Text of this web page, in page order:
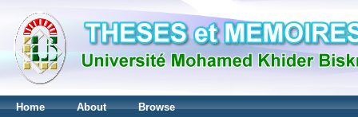
Home About Browse